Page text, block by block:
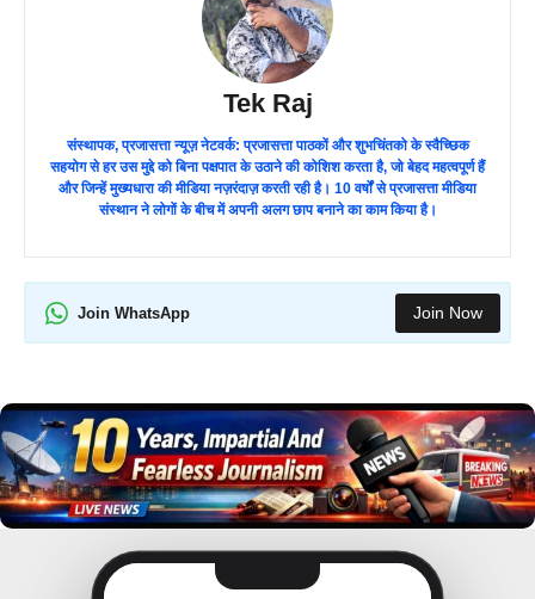
Tek Raj
संस्थापक, प्रजासत्ता न्यूज़ नेटवर्क: प्रजासत्ता पाठकों और शुभचिंतको के स्वैच्छिक
सहयोग से हर उस मुद्दे को बिना पक्षपात के उठाने की कोशिश करता है, जो बेहद महत्वपूर्ण हैं
और जिन्हें मुख्यधारा की मीडिया नज़रंदाज़ करती रही है। 10 वर्षों से प्रजासत्ता मीडिया
संस्थान ने लोगों के बीच में अपनी अलग छाप बनाने का काम किया है।
Join WhatsApp Join Now